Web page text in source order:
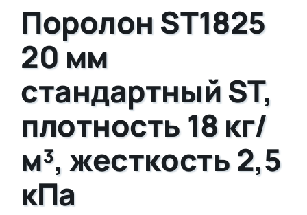
Поролон ST1825
20 мм
стандартный ST,
плотность 18 кг/
м³, жесткость 2,5
кПа